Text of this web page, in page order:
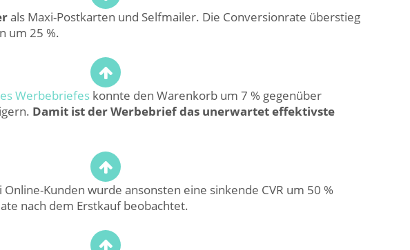
als Maxi-Postkarten und Selfmailer. Die Conversionrate überstieg
um 25 %.
Werbebriefes konnte den Warenkorb um 7 % gegenüber
Damit ist der Werbebrief das unerwartet effektivste
Online-Kunden wurde ansonsten eine sinkende CVR um 50 %
nach dem Erstkauf beobachtet.